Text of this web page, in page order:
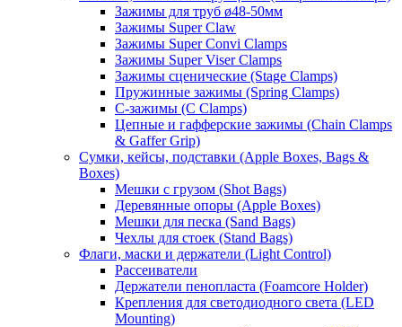
Зажимы для труб ø48-50мм
Зажимы Super Claw
Зажимы Super Convi Clamps
Зажимы Super Viser Clamps
Зажимы сценические (Stage Clamps)
Пружинные зажимы (Spring Clamps)
С-зажимы (C Clamps)
Цепные и гафферские зажимы (Chain Clamps
& Gaffer Grip)
Сумки, кейсы, подставки (Apple Boxes, Bags &
Boxes)
Мешки с грузом (Shot Bags)
Деревянные опоры (Apple Boxes)
Мешки для песка (Sand Bags)
Чехлы для стоек (Stand Bags)
Флаги, маски и держатели (Light Control)
Рассеиватели
Держатели пенопласта (Foamcore Holder)
Крепления для светодиодного света (LED
Mounting)